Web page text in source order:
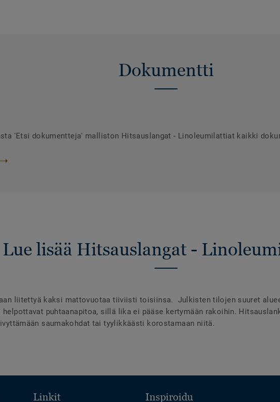
Dokumentti
'Etsi dokumentteja' malliston Hitsauslangat - Linoleumilattiat kaikki
Lue lisää Hitsauslangat -
liitettyä kaksi mattovuotaa tiiviisti toisiinsa. Julkisten tilojen suuret
puhtaanapitoa, sillä lika ei pääse kertymään rakoihin.
saumakohdat tai tyylikkäästi korostamaan niitä.
Linkit Inspiroidu